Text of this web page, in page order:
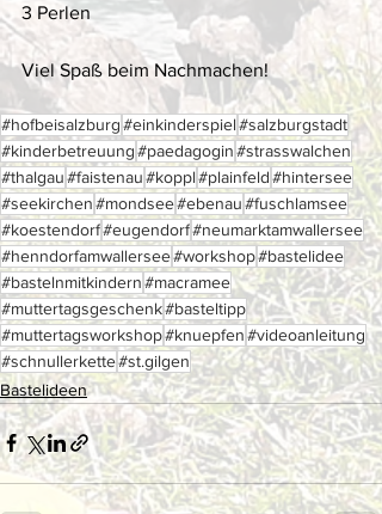
3 Perlen
Viel Spaß beim Nachmachen!
#hofbeisalzburg#einkinderspiel#salzburgstadt
#kinderbetreuung#paedagogin#strasswalchen
#thalgau#faistenau#koppl#plainfeld#hintersee
#seekirchen#mondsee#ebenau#fuschlamsee
#koestendorf#eugendorf#neumarktamwallersee
#henndorfamwallersee#workshop#bastelidee
#bastelnmitkindern#macramee
#muttertagsgeschenk#basteltipp
#muttertagsworkshop#knuepfen#videoanleitung
#schnullerkette#st.gilgen
Bastelideen